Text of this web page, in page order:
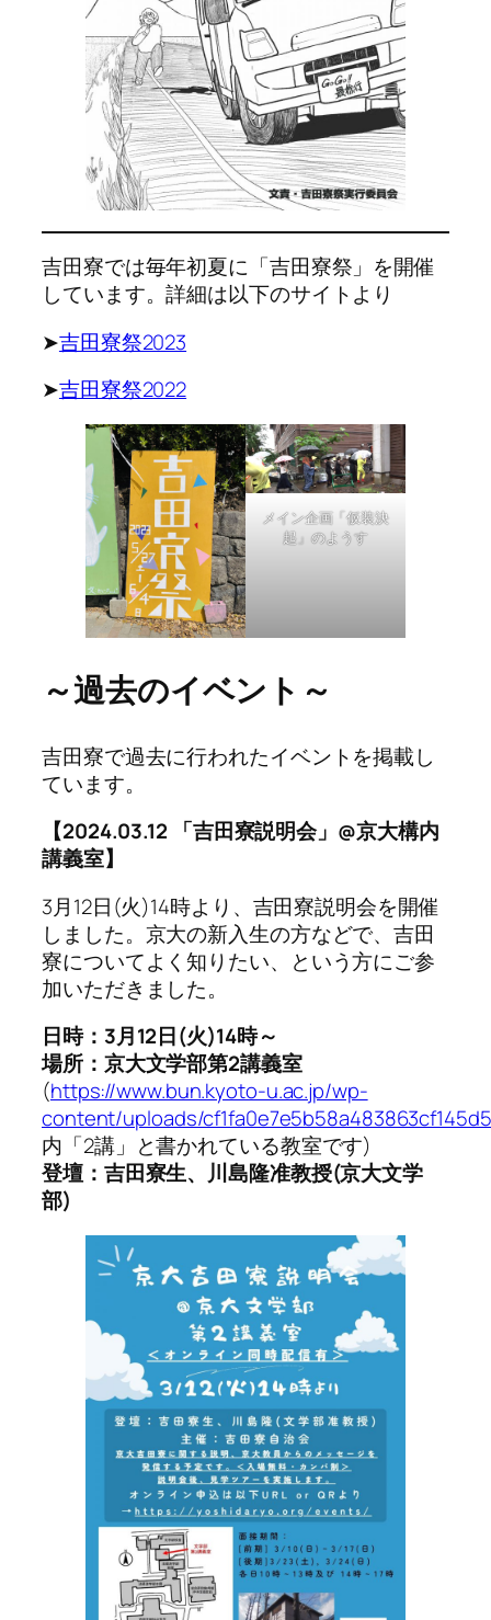
吉田寮では毎年初夏に「吉田寮祭」を開催
しています。詳細は以下のサイトより
➤吉田寮祭2023
➤吉田寮祭2022
メイン企画「仮装決
起」のようす
～過去のイベント～
吉田寮で過去に行われたイベントを掲載し
ています。
【2024.03.12 「吉田寮説明会」@京大構内
講義室】
3月12日(火)14時より、吉田寮説明会を開催
しました。京大の新入生の方などで、吉田
寮についてよく知りたい、という方にご参
加いただきました。
日時：3月12日(火)14時～
場所：京大文学部第2講義室
(https://www.bun.kyoto-u.ac.jp/wp-
content/uploads/
内「2講」と書かれている教室です)
登壇：吉田寮生、川島隆准教授(京大文学
部)